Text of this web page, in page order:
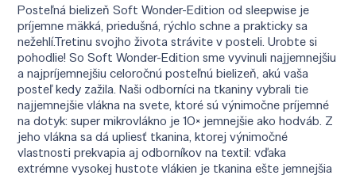
Posteľná bielizeň Soft Wonder-Edition od sleepwise je
príjemne mäkká, priedušná, rýchlo schne a prakticky sa
nežehlí.Tretinu svojho života strávite v posteli. Urobte si
pohodlie! So Soft Wonder-Edition sme vyvinuli najjemnejšiu
a najpríjemnejšiu celoročnú posteľnú bielizeň, akú vaša
posteľ kedy zažila. Naši odborníci na tkaniny vybrali tie
najjemnejšie vlákna na svete, ktoré sú výnimočne príjemné
na dotyk: super mikrovlákno je 10× jemnejšie ako hodváb. Z
jeho vlákna sa dá upliesť tkanina, ktorej výnimočné
vlastnosti prekvapia aj odborníkov na textil: vďaka
extrémne vysokej hustote vlákien je tkanina ešte jemnejšia